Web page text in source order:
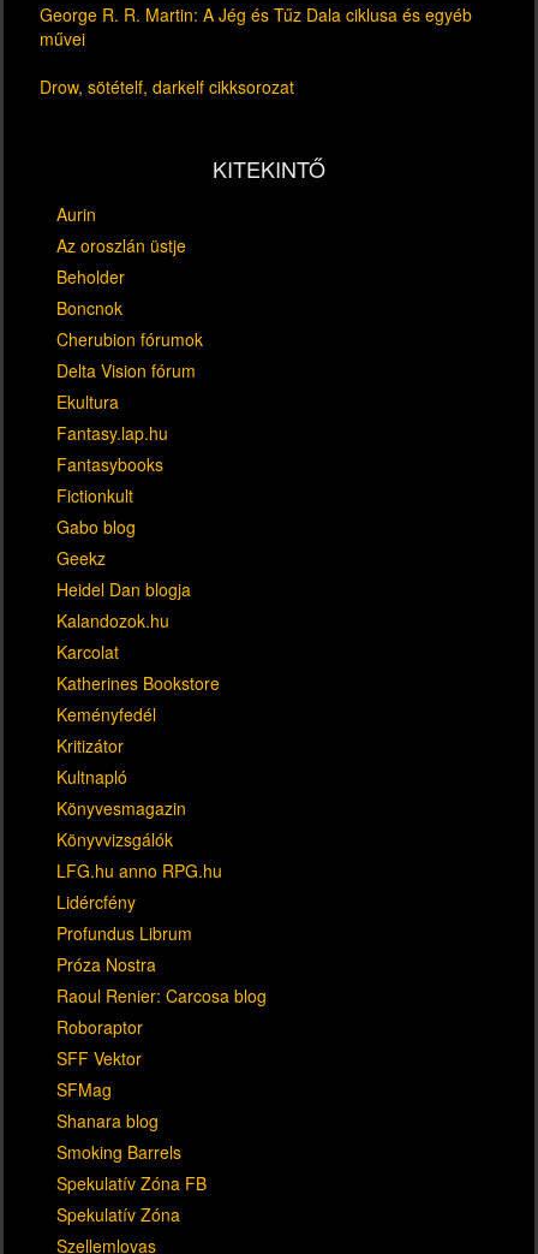
George R. R. Martin: A Jég és Tűz Dala ciklusa és egyéb
művei
Drow, sötételf, darkelf cikksorozat
KITEKINTŐ
Aurin
Az oroszlán üstje
Beholder
Boncnok
Cherubion fórumok
Delta Vision fórum
Ekultura
Fantasy.lap.hu
Fantasybooks
Fictionkult
Gabo blog
Geekz
Heidel Dan blogja
Kalandozok.hu
Karcolat
Katherines Bookstore
Keményfedél
Kritizátor
Kultnapló
Könyvesmagazin
Könyvvizsgálók
LFG.hu anno RPG.hu
Lidércfény
Profundus Librum
Próza Nostra
Raoul Renier: Carcosa blog
Roboraptor
SFF Vektor
SFMag
Shanara blog
Smoking Barrels
Spekulatív Zóna FB
Spekulatív Zóna
Szellemlovas